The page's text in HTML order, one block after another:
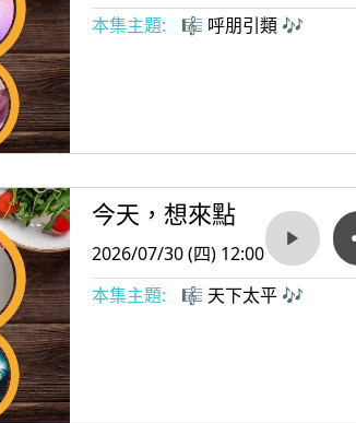
本集主題:
🎼 呼朋引類 🎶
今天，想來點
2026/07/30 (四) 12:00
本集主題:
🎼 天下太平 🎶